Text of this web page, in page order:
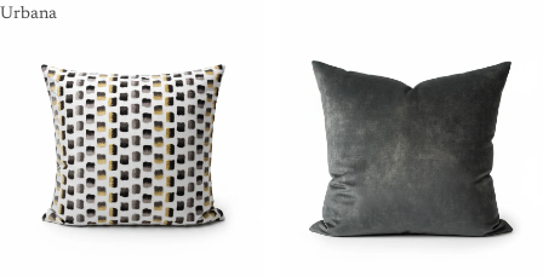
Urbana